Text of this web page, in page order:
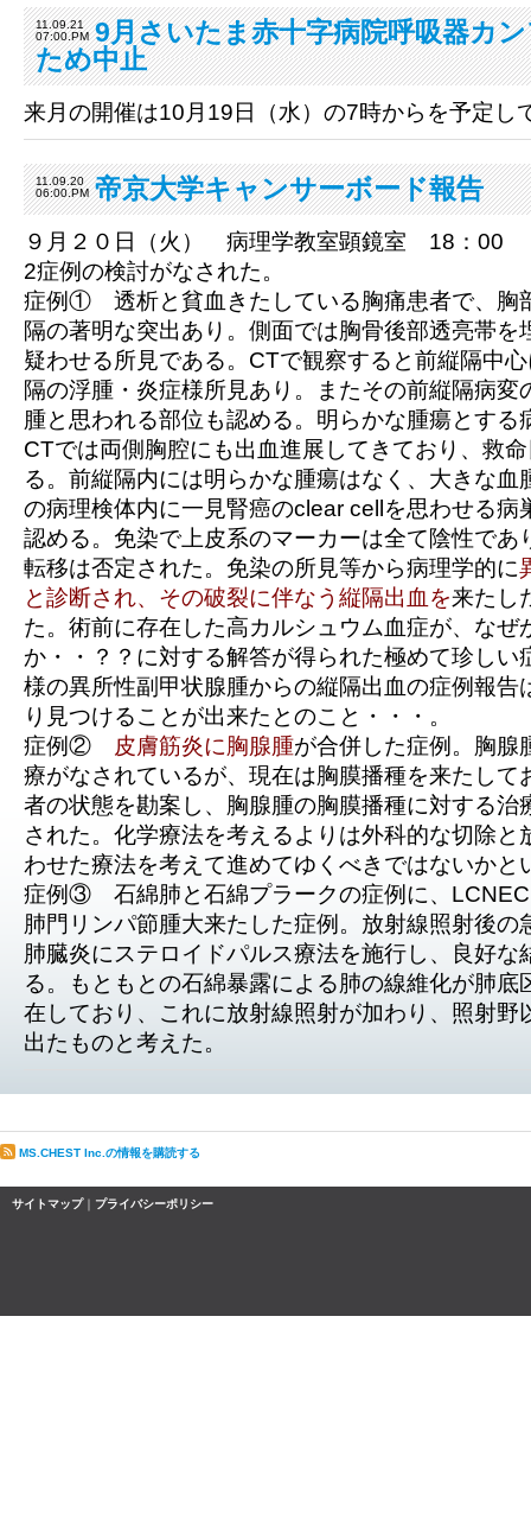
11.09.21
07:00.PM 9月さいたま赤十字病院呼吸器カ
ため中止
来月の開催は10月19日（水）の7時からを予定し
11.09.20
06:00.PM 帝京大学キャンサーボード報告
９月２０日（火） 病理学教室顕鏡室 18：00
2症例の検討がなされた。
症例① 透析と貧血きたしている胸痛患者で、胸
隔の著明な突出あり。側面では胸骨後部透亮帯を
疑わせる所見である。CTで観察すると前縦隔中
隔の浮腫・炎症様所見あり。またその前縦隔病変
腫と思われる部位も認める。明らかな腫瘍とする
CTでは両側胸腔にも出血進展してきており、救
る。前縦隔内には明らかな腫瘍はなく、大きな血
の病理検体内に一見腎癌のclear cellを思わせる病
認める。免染で上皮系のマーカーは全て陰性であ
転移は否定された。免染の所見等から病理学的に
と診断され、その破裂に伴なう縦隔出血を来たし
た。術前に存在した高カルシュウム血症が、なぜ
か・・？？に対する解答が得られた極めて珍しい
様の異所性副甲状腺腫からの縦隔出血の症例報告
り見つけることが出来たとのこと・・・。
症例② 皮膚筋炎に胸腺腫が合併した症例。胸腺
療がなされているが、現在は胸膜播種を来たして
者の状態を勘案し、胸腺腫の胸膜播種に対する治
された。化学療法を考えるよりは外科的な切除と
わせた療法を考えて進めてゆくべきではないかと
症例③ 石綿肺と石綿プラークの症例に、LCNEC
肺門リンパ節腫大来たした症例。放射線照射後の
肺臓炎にステロイドパルス療法を施行し、良好な
る。もともとの石綿暴露による肺の線維化が肺底
在しており、これに放射線照射が加わり、照射野
出たものと考えた。
MS.CHEST Inc.の情報を購読する
サイトマップ｜ プライバシーポリシー